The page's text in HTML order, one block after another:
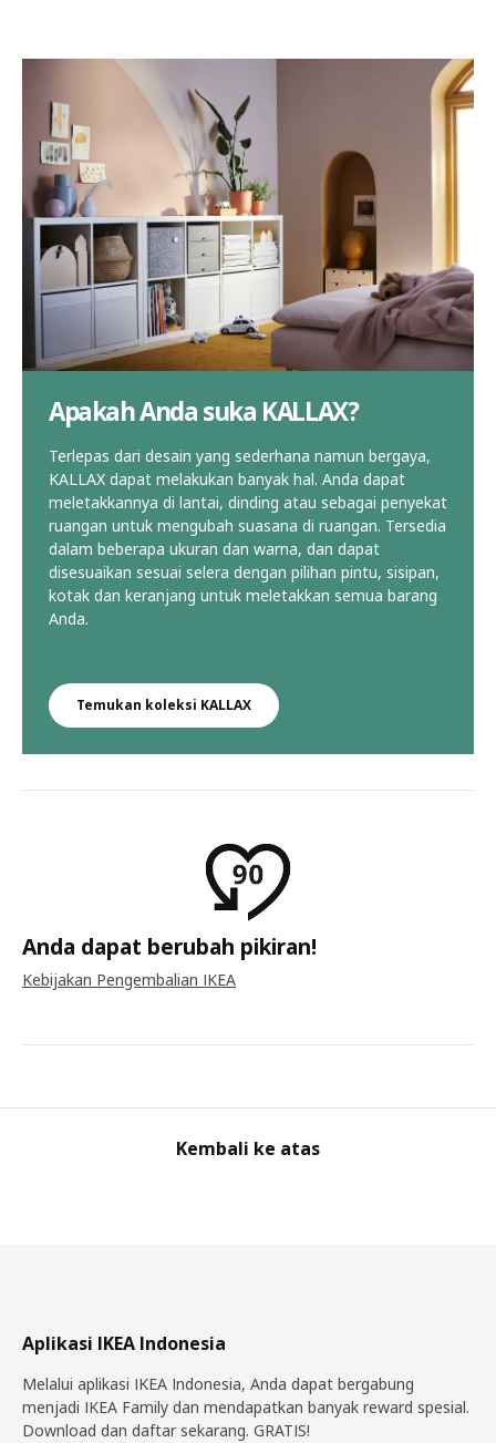
Apakah Anda suka KALLAX?
Terlepas dari desain yang sederhana namun bergaya,
KALLAX dapat melakukan banyak hal. Anda dapat
meletakkannya di lantai, dinding atau sebagai penyekat
ruangan untuk mengubah suasana di ruangan. Tersedia
dalam beberapa ukuran dan warna, dan dapat
disesuaikan sesuai selera dengan pilihan pintu, sisipan,
kotak dan keranjang untuk meletakkan semua barang
Anda.
Temukan koleksi KALLAX
Anda dapat berubah pikiran!
Kebijakan Pengembalian IKEA
Kembali ke atas
Aplikasi IKEA Indonesia
Melalui aplikasi IKEA Indonesia, Anda dapat bergabung
menjadi IKEA Family dan mendapatkan banyak reward spesial.
Download dan daftar sekarang. GRATIS!